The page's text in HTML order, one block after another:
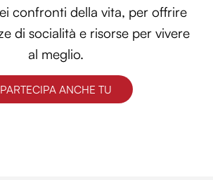
confronti della vita, per offrire
di socialità e risorse per vivere
al meglio.
PARTECIPA ANCHE TU